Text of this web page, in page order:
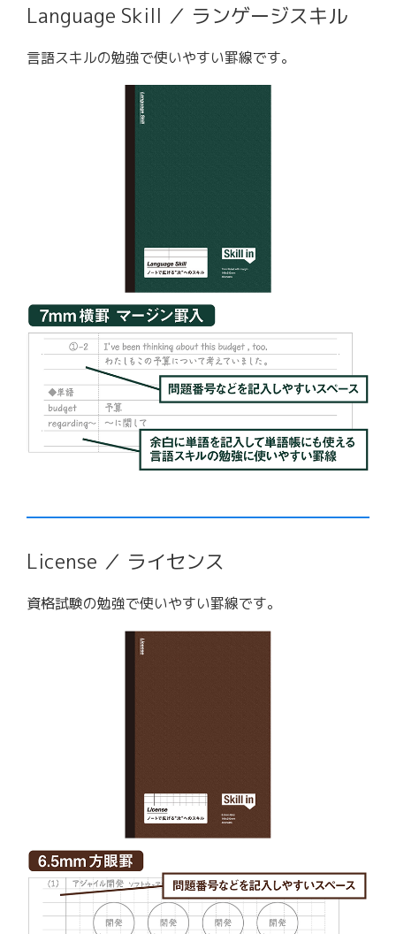
Language Skill ／ ランゲージスキル
言語スキルの勉強で使いやすい罫線です。
License ／ ライセンス
資格試験の勉強で使いやすい罫線です。